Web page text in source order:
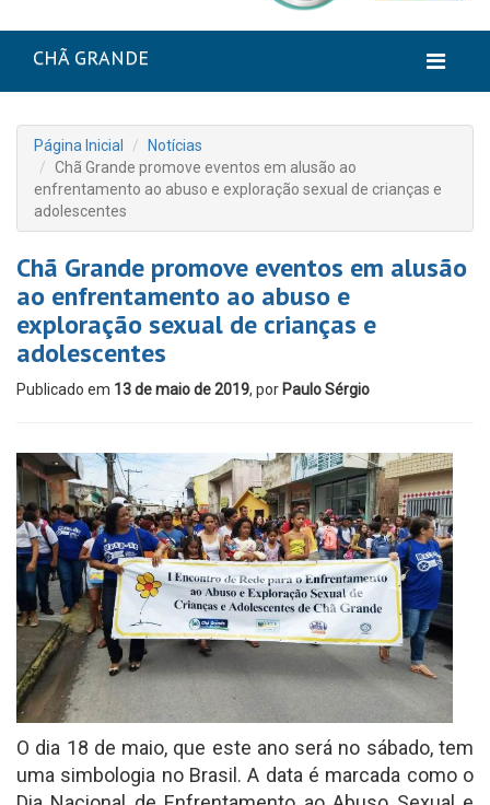
CHÃ GRANDE
Página Inicial
Notícias
Chã Grande promove eventos em alusão ao
enfrentamento ao abuso e exploração sexual de crianças e
adolescentes
Chã Grande promove eventos em alusão
ao enfrentamento ao abuso e
exploração sexual de crianças e
adolescentes
Publicado em 13 de maio de 2019, por Paulo Sérgio
O dia 18 de maio, que este ano será no sábado, tem
uma simbologia no Brasil. A data é marcada como o